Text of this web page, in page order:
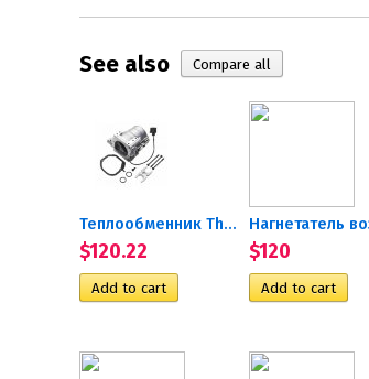
See also
Теплообменник Thermo Pro 50
$120.22 $120